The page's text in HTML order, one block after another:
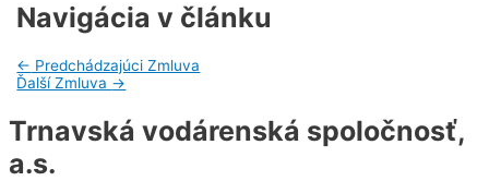
Navigácia v článku
← Predchádzajúci Zmluva
Ďalší Zmluva →
Trnavská vodárenská spoločnosť,
a.s.